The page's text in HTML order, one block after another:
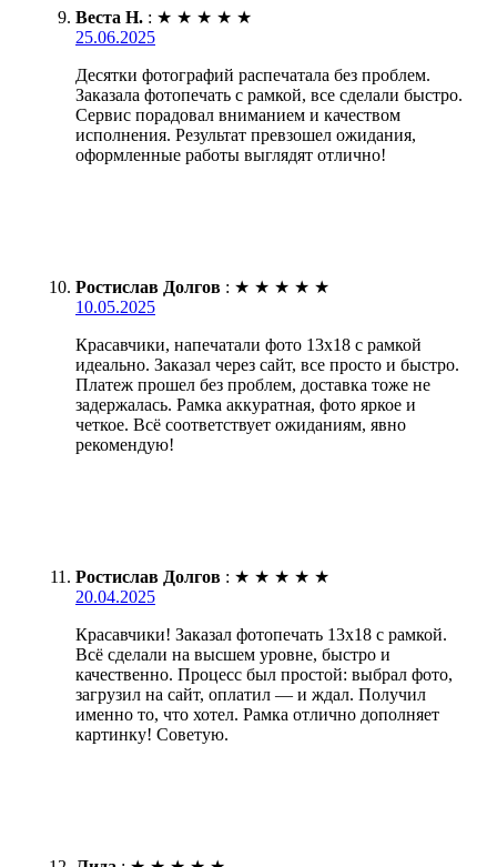
Веста Н. : ★ ★ ★ ★ ★
25.06.2025
Десятки фотографий распечатала без проблем.
Заказала фотопечать с рамкой, все сделали быстро.
Сервис порадовал вниманием и качеством
исполнения. Результат превзошел ожидания,
оформленные работы выглядят отлично!
Ростислав Долгов : ★ ★ ★ ★ ★
10.05.2025
Красавчики, напечатали фото 13х18 с рамкой
идеально. Заказал через сайт, все просто и быстро.
Платеж прошел без проблем, доставка тоже не
задержалась. Рамка аккуратная, фото яркое и
четкое. Всё соответствует ожиданиям, явно
рекомендую!
Ростислав Долгов : ★ ★ ★ ★ ★
20.04.2025
Красавчики! Заказал фотопечать 13х18 с рамкой.
Всё сделали на высшем уровне, быстро и
качественно. Процесс был простой: выбрал фото,
загрузил на сайт, оплатил — и ждал. Получил
именно то, что хотел. Рамка отлично дополняет
картинку! Советую.